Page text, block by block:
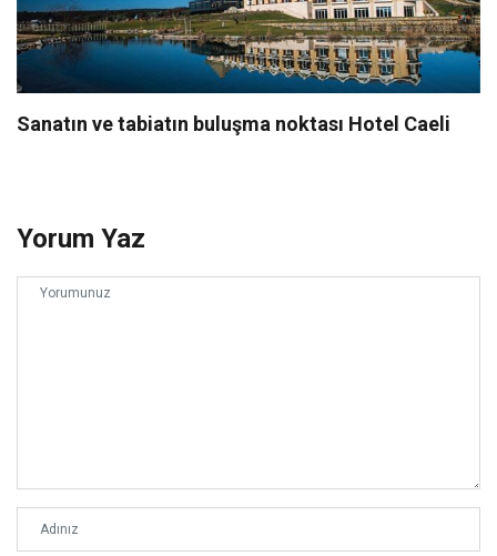
Sanatın ve tabiatın buluşma noktası Hotel Caeli
Yorum Yaz